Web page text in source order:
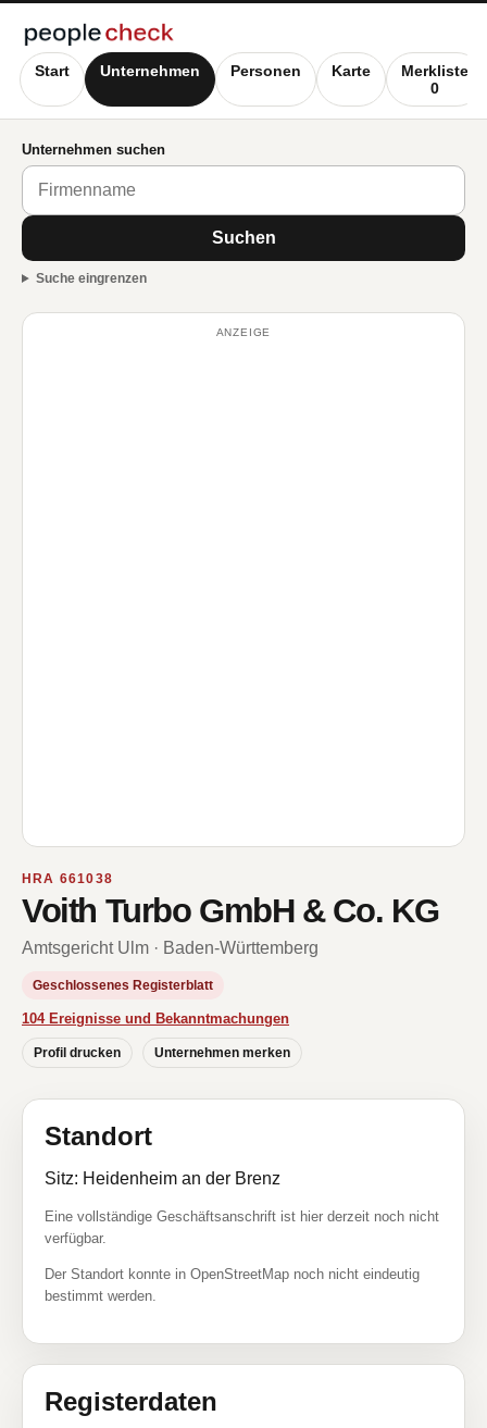
Start Unternehmen Personen Karte
Merkliste
0
Unternehmen suchen
Suchen
Suche eingrenzen
ANZEIGE
HRA 661038
Voith Turbo GmbH & Co. KG
Amtsgericht Ulm · Baden-Württemberg
Geschlossenes Registerblatt
104 Ereignisse und Bekanntmachungen
Profil drucken Unternehmen merken
Standort
Sitz: Heidenheim an der Brenz
Eine vollständige Geschäftsanschrift ist hier derzeit noch nicht
verfügbar.
Der Standort konnte in OpenStreetMap noch nicht eindeutig
bestimmt werden.
Registerdaten